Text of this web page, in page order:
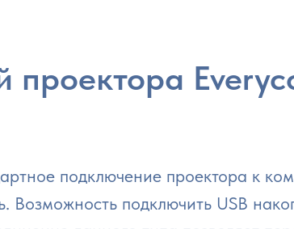
проектора
подключение проектора к
Возможность подключить USB